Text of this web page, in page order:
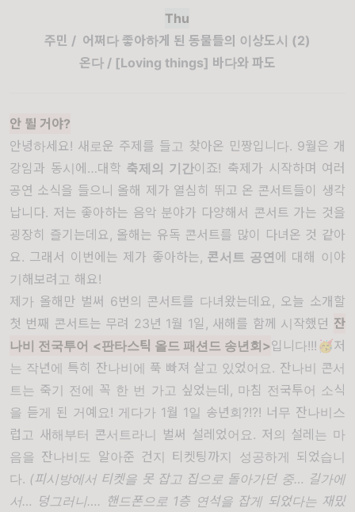
Thu
주민 / 어쩌다 좋아하게 된 동물들의 이상도시 (2)
온다 / [Loving things] 바다와 파도
안 뛸 거야?
안녕하세요! 새로운 주제를 들고 찾아온 민짱입니다. 9월은 개
강임과 동시에…대학축제의 기간이죠! 축제가 시작하며 여러
공연 소식을 들으니 올해 제가 열심히 뛰고 온 콘서트들이 생각
납니다. 저는 좋아하는 음악 분야가 다양해서 콘서트 가는 것을
굉장히 즐기는데요, 올해는 유독 콘서트를 많이 다녀온 것 같아
요. 그래서 이번에는 제가 좋아하는,콘서트 공연에 대해 이야
기해보려고 해요!
제가 올해만 벌써 6번의 콘서트를 다녀왔는데요, 오늘 소개할
첫 번째 콘서트는 무려 23년 1월 1일, 새해를 함께 시작했던 잔
나비 전국투어 <판타스틱 올드 패션드 송년회>입니다!!! 🥳저
는 작년에 특히 잔나비에 푹 빠져 살고 있었어요. 잔나비 콘서
트는 죽기 전에 꼭 한 번 가고 싶었는데, 마침 전국투어 소식
을 듣게 된 거예요! 게다가 1월 1일 송년회?!?! 너무 잔나비스
럽고 새해부터 콘서트라니 벌써 설레었어요. 저의 설레는 마
음을 잔나비도 알아준 건지 티켓팅까지 성공하게 되었습니
다. (피시방에서 티켓을 못 잡고 집으로 돌아가던 중… 길가에
서… 덩그러니…. 핸드폰으로 1층 연석을 잡게 되었다는 재밌